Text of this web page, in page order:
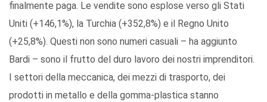
finalmente paga. Le vendite sono esplose verso gli Stati
Uniti (+146,1%), la Turchia (+352,8%) e il Regno Unito
(+25,8%). Questi non sono numeri casuali – ha aggiunto
Bardi – sono il frutto del duro lavoro dei nostri imprenditori.
I settori della meccanica, dei mezzi di trasporto, dei
prodotti in metallo e della gomma-plastica stanno